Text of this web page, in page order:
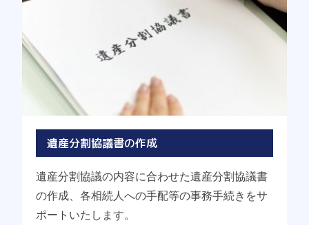
遺産分割協議書の作成
遺産分割協議の内容に合わせた遺産分割協議書
の作成、各相続人への手配等の事務手続きをサ
ポートいたします。